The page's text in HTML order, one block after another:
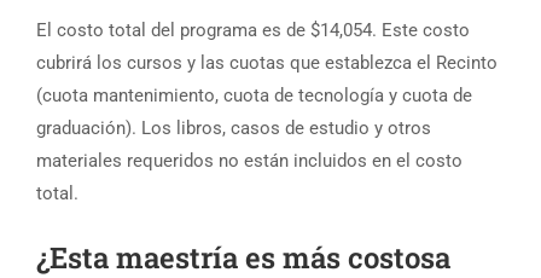
El costo total del programa es de $14,054. Este costo
cubrirá los cursos y las cuotas que establezca el Recinto
(cuota mantenimiento, cuota de tecnología y cuota de
graduación). Los libros, casos de estudio y otros
materiales requeridos no están incluidos en el costo
total.
¿Esta maestría es más costosa